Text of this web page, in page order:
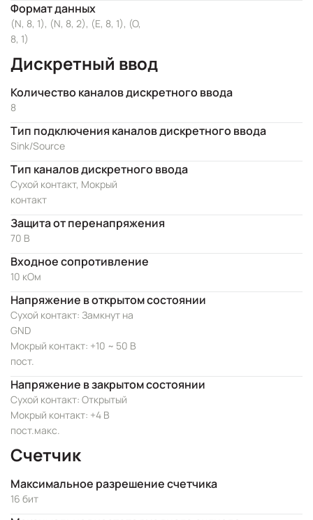
Формат данных
(N, 8, 1), (N, 8, 2), (E, 8, 1), (O,
8, 1)
Дискретный ввод
Количество каналов дискретного ввода
8
Тип подключения каналов дискретного ввода
Sink/Source
Тип каналов дискретного ввода
Сухой контакт, Мокрый
контакт
Защита от перенапряжения
70 В
Входное сопротивление
10 кОм
Напряжение в открытом состоянии
Сухой контакт: Замкнут на
GND
Мокрый контакт: +10 ~ 50 В
пост.
Напряжение в закрытом состоянии
Сухой контакт: Открытый
Мокрый контакт: +4 В
пост.макс.
Счетчик
Максимальное разрешение счетчика
16 бит